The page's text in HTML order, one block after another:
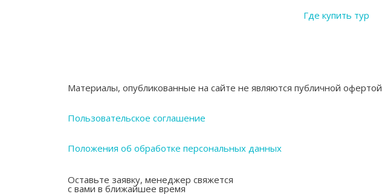
Где купить тур
Материалы, опубликованные на сайте не являются публичной
Пользовательское соглашение
Положения об обработке персональных данных
Оставьте заявку, менеджер свяжется
с вами в ближайшее время